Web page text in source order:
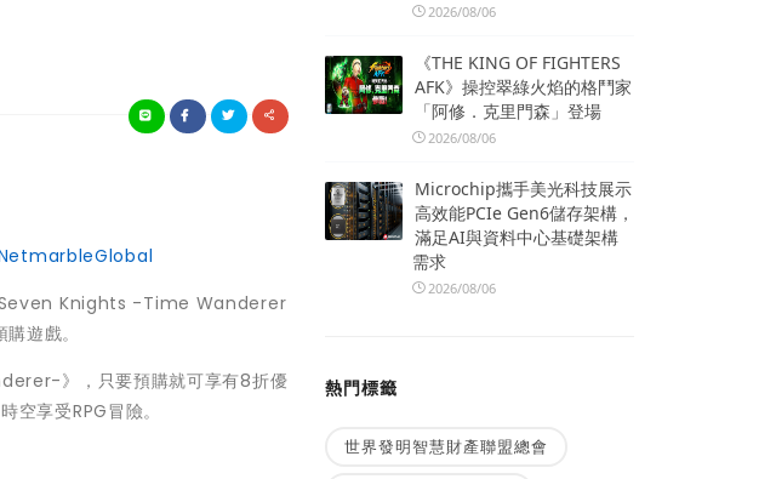
Knights -Time Wanderer
遊戲。
》，只要預購就可享有8折優
享受RPG冒險。
2026/08/06
《THE KING OF FIGHTERS
AFK》操控翠綠火焰的格鬥家
「阿修．克里門森」登場
2026/08/06
Microchip攜手美光科技展示
高效能PCIe Gen6儲存架構，
滿足AI與資料中心基礎架構
需求
2026/08/06
熱門標籤
世界發明智慧財產聯盟總會